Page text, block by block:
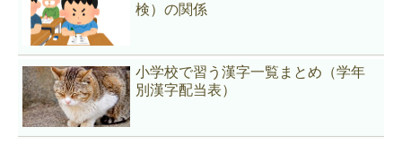
検）の関係
小学校で習う漢字一覧まとめ（学年
別漢字配当表）